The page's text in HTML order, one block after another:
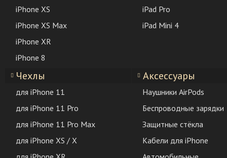
iPhone XS
iPhone XS Max
iPhone XR
iPhone 8
iPad Pro
iPad Mini 4
Чехлы
для iPhone 11
для iPhone 11 Pro
для iPhone 11 Pro Max
для iPhone XS / X
Аксессуары
Наушники AirPods
Беспроводные зарядки
Защитные стёкла
Кабели для iPhone